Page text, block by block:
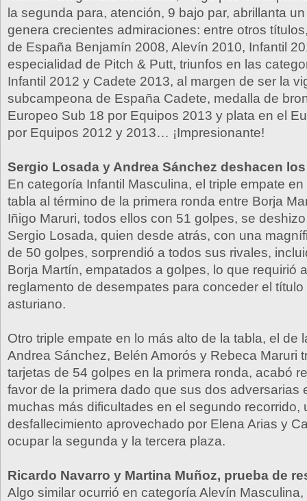
la segunda para, atención, 9 bajo par, abrillanta
genera crecientes admiraciones: entre otros
de España Benjamín 2008, Alevín 2010, Infantil
especialidad de Pitch & Putt, triunfos en las
Infantil 2012 y Cadete 2013, al margen de ser la
subcampeona de España Cadete, medalla de
Europeo Sub 18 por Equipos 2013 y plata en el
por Equipos 2012 y 2013… ¡Impresionante!
Sergio Losada y Andrea Sánchez deshacen
En categoría Infantil Masculina, el triple empate
tabla al término de la primera ronda entre Borja
Iñigo Maruri, todos ellos con 51 golpes, se
Sergio Losada, quien desde atrás, con una
de 50 golpes, sorprendió a todos sus rivales,
Borja Martín, empatados a golpes, lo que requirió
reglamento de desempates para conceder el título
asturiano.
Otro triple empate en lo más alto de la tabla, el de
Andrea Sánchez, Belén Amorós y Rebeca Maruri
tarjetas de 54 golpes en la primera ronda, acabó
favor de la primera dado que sus dos adversarias
muchas más dificultades en el segundo recorrido,
desfallecimiento aprovechado por Elena Arias y
ocupar la segunda y la tercera plaza.
Ricardo Navarro y Martina Muñoz, prueba de
Algo similar ocurrió en categoría Alevín